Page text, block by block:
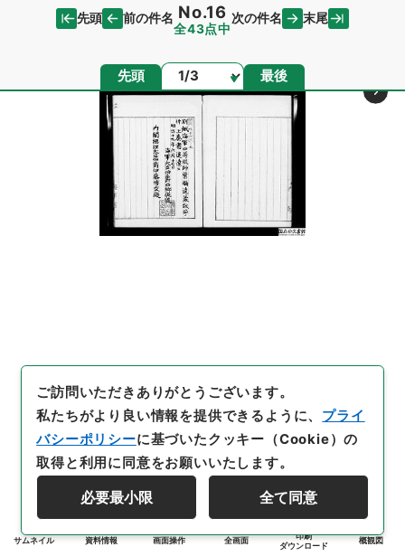
先頭 前の件名 No.16
全43点中
次の件名 末尾
先頭 ページ 最後
サムネイル 資料情報 画面操作 全画面
印刷
ダウンロード
概観図
ご訪問いただきありがとうございます。
私たちがより良い情報を提供できるように、 プライ
バシーポリシーに基づいたクッキー（Cookie）の
取得と利用に同意をお願いいたします。
必要最小限 全て同意